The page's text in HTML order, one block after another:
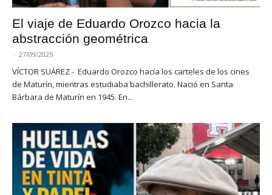
El viaje de Eduardo Orozco hacia la
abstracción geométrica
- 27/09/2025
VÍCTOR SUÁREZ - Eduardo Orozco hacía los carteles de los cines
de Maturín, mientras estudiaba bachillerato. Nació en Santa
Bárbara de Maturín en 1945. En...